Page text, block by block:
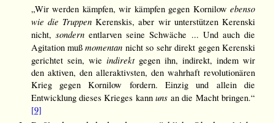
„Wir werden kämpfen, wir kämpfen gegen Kornilowebenso
wie die Truppen Kerenskis, aber wir unterstützen Kerenski
nicht, sondernentlarven seine Schwäche ... Und auch die
Agitation mußmomentan nicht so sehr direkt gegen Kerenski
gerichtet sein, wie indirektgegen ihn, indirekt, indem wir
den aktiven, den alleraktivsten, den wahrhaft revolutionären
Krieg gegen Kornilow fordern. Einzig und allein die
Entwicklung dieses Krieges kannuns an die Macht bringen.“
[9]